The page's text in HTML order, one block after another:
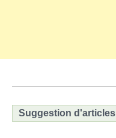
Suggestion d'articles